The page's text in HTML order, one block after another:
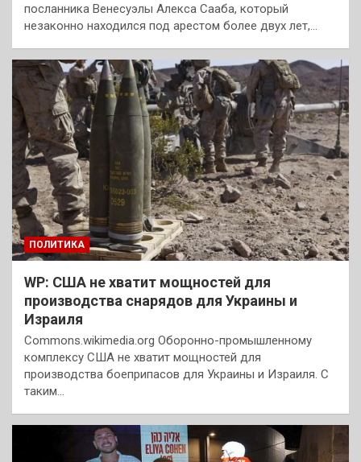
посланника Венесуэлы Алекса Сааба, который
незаконно находился под арестом более двух лет,…
ПОЛИТИКА
WP: США не хватит мощностей для
производства снарядов для Украины и
Израиля
Commons.wikimedia.org Оборонно-промышленному
комплексу США не хватит мощностей для
производства боеприпасов для Украины и Израиля. С
таким…